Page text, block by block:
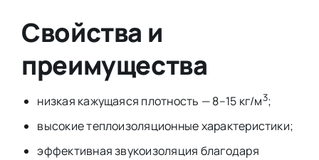
Свойства и
преимущества
низкая кажущаяся плотность — 8–15 кг/м3;
высокие теплоизоляционные характеристики;
эффективная звукоизоляция благодаря